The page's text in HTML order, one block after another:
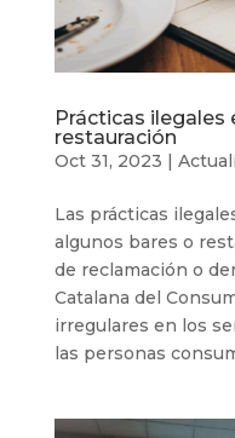
Prácticas ilegales
restauración
Oct 31, 2023 |
Las prácticas
algunos bares o
de reclamación o
Catalana del
irregulares en los
las personas